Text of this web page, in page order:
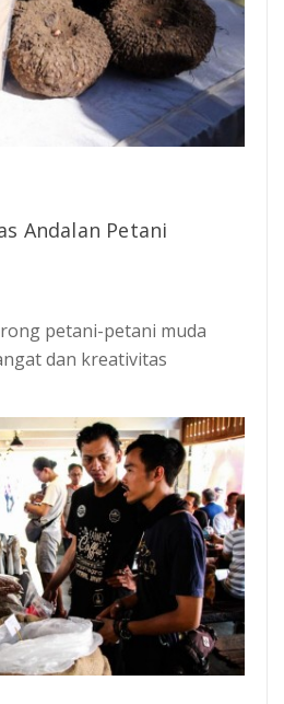
Andalan Petani
petani-petani muda
dan kreativitas